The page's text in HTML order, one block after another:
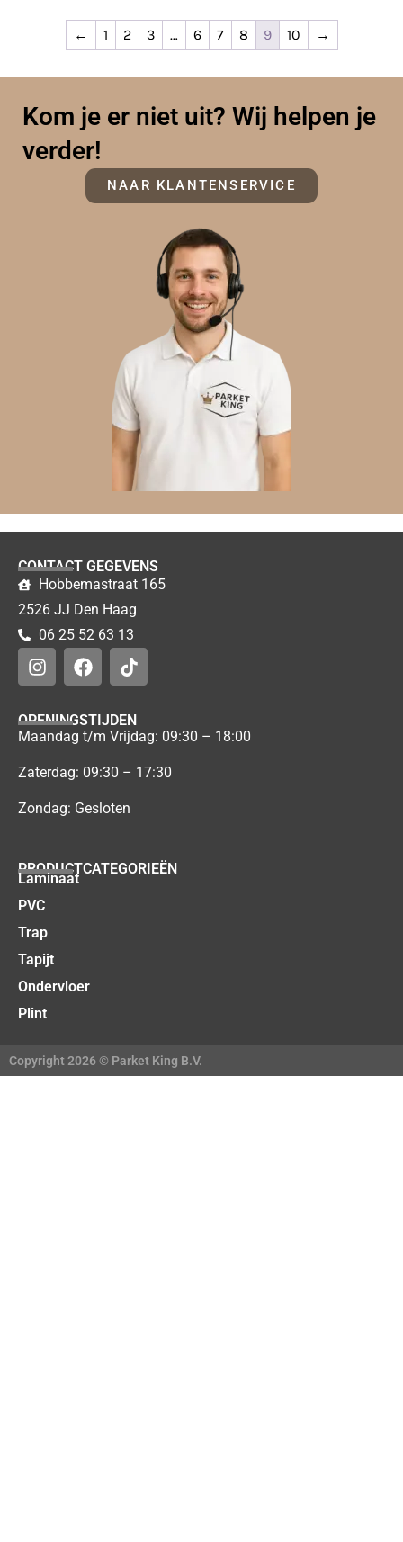
← 1 2 3 … 6 7 8 9 10 →
Kom je er niet uit? Wij helpen je
verder!
NAAR KLANTENSERVICE
CONTACT GEGEVENS
Hobbemastraat 165
2526 JJ Den Haag
06 25 52 63 13
OPENINGSTIJDEN
Maandag t/m Vrijdag: 09:30 – 18:00
Zaterdag: 09:30 – 17:30
Zondag: Gesloten
PRODUCTCATEGORIEËN
Laminaat
PVC
Trap
Tapijt
Ondervloer
Plint
Copyright 2026 © Parket King B.V.